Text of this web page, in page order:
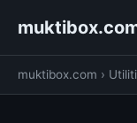
muktibox.com ›